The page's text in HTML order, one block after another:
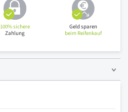
100% sichere
Zahlung
Geld sparen
beim Reifenkauf